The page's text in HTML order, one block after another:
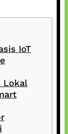
IoT
Lokal